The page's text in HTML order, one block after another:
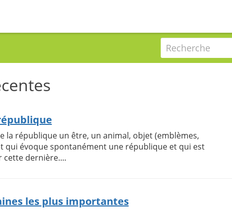
Recherche
la république un être, un animal, objet (emblèmes,
qui évoque spontanément une république et qui est
dernière....
les plus importantes